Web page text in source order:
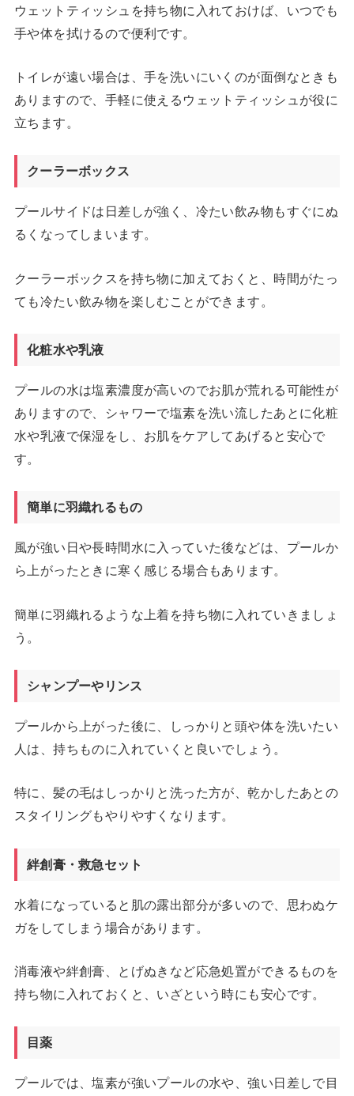
ウェットティッシュを持ち物に入れておけば、いつでも
手や体を拭けるので便利です。
トイレが遠い場合は、手を洗いにいくのが面倒なときも
ありますので、手軽に使えるウェットティッシュが役に
立ちます。
クーラーボックス
プールサイドは日差しが強く、冷たい飲み物もすぐにぬ
るくなってしまいます。
クーラーボックスを持ち物に加えておくと、時間がたっ
ても冷たい飲み物を楽しむことができます。
化粧水や乳液
プールの水は塩素濃度が高いのでお肌が荒れる可能性が
ありますので、シャワーで塩素を洗い流したあとに化粧
水や乳液で保湿をし、お肌をケアしてあげると安心で
す。
簡単に羽織れるもの
風が強い日や長時間水に入っていた後などは、プールか
ら上がったときに寒く感じる場合もあります。
簡単に羽織れるような上着を持ち物に入れていきましょ
う。
シャンプーやリンス
プールから上がった後に、しっかりと頭や体を洗いたい
人は、持ちものに入れていくと良いでしょう。
特に、髪の毛はしっかりと洗った方が、乾かしたあとの
スタイリングもやりやすくなります。
絆創膏・救急セット
水着になっていると肌の露出部分が多いので、思わぬケ
ガをしてしまう場合があります。
消毒液や絆創膏、とげぬきなど応急処置ができるものを
持ち物に入れておくと、いざという時にも安心です。
目薬
プールでは、塩素が強いプールの水や、強い日差しで目